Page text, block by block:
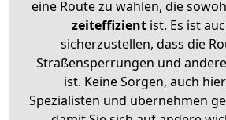
eine Route zu wählen, die
zeiteffizientist. Es ist
sicherzustellen, dass die
Straßensperrungen und
ist. Keine Sorgen, auch
Spezialisten und übernehmen